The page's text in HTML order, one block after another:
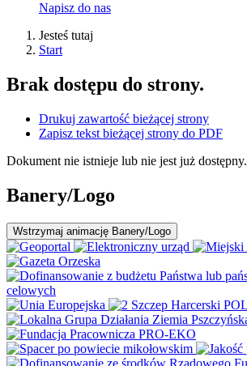
Napisz do nas
Jesteś tutaj
Start
Brak dostępu do strony.
Drukuj zawartość bieżącej strony
Zapisz tekst bieżącej strony do PDF
Dokument nie istnieje lub nie jest już dostępny.
Banery/Logo
Wstrzymaj animację Banery/Logo